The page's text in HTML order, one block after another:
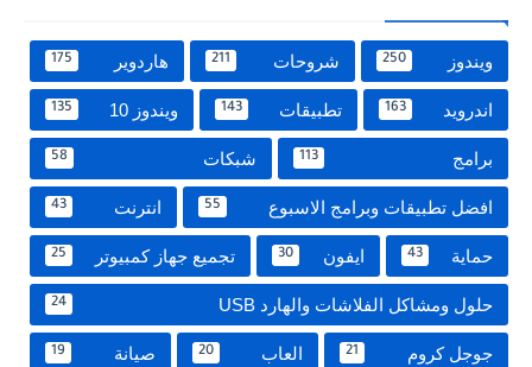
ويندوز 250 شروحات 211 هاردوير 175
اندرويد 163 تطبيقات 143 ويندوز 10 135
برامج 113 شبكات 58
افضل تطبيقات وبرامج الاسبوع 55 انترنت 43
حماية 43 ايفون 30 تجميع جهاز كمبيوتر 25
حلول ومشاكل الفلاشات والهارد USB 24
جوجل كروم 21 العاب 20 صيانة 19